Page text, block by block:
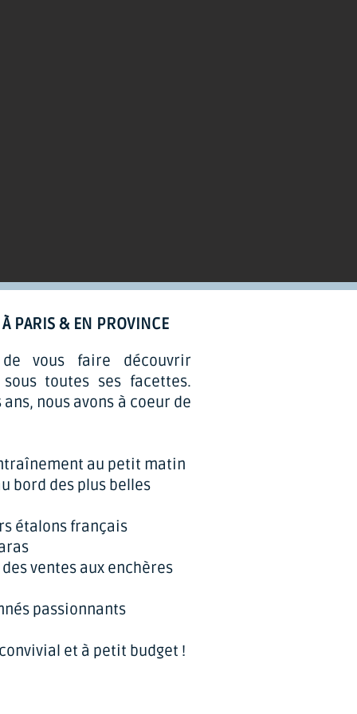
À PARIS & EN PROVINCE
vous faire découvrir
toutes ses facettes.
nous avons à coeur de
au petit matin
bord des plus belles
étalons français
ventes aux enchères
passionnants
et à petit budget !